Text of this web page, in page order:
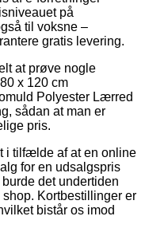
på
til voksne –
gratis levering.
at prøve nogle
x 120 cm
Polyester Lærred
sådan at man er
pris.
i tilfælde af at en online
for en udsalgspris
det undertiden
Kortbestillinger er
bistår os imod